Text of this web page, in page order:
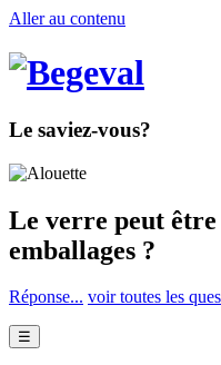
Aller au contenu
Le saviez-vous?
Le verre peut
emballages ?
Réponse... voir toutes les
☰